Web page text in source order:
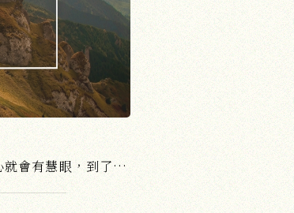
到了「慧眼」，就是聖境界了。證本心就會有慧眼，到了「慧眼了真空」的階段，就是已經伏斷三惑了......